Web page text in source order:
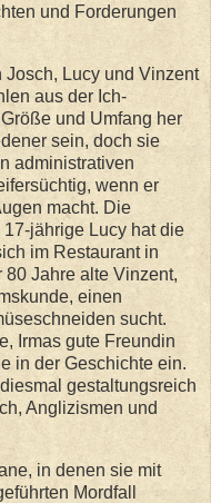
und Forderungen
Josch, Lucy und Vinzent
aus der Ich-
und Umfang her
sein, doch sie
administrativen
wenn er
macht. Die
jährige Lucy hat die
im Restaurant in
Jahre alte Vinzent,
einen
sucht.
Irmas gute Freundin
in der Geschichte ein.
gestaltungsreich
Anglizismen und
in denen sie mit
Mordfall